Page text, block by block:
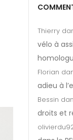
Thierry
vélo à
Florian
adieu à
Bessin
droits et